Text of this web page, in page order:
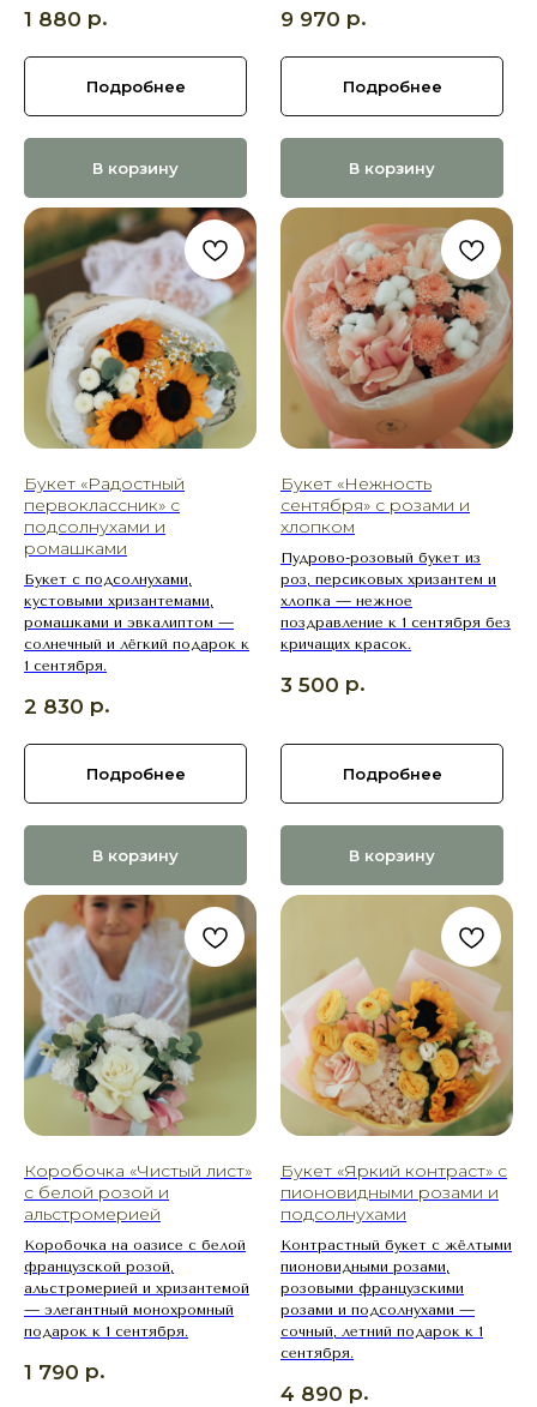
1 880 р.
Подробнее
В корзину
9 970 р.
Подробнее
В корзину
Букет «Радостный
первоклассник» с
подсолнухами и
ромашками
Букет с подсолнухами,
кустовыми хризантемами,
ромашками и эвкалиптом —
солнечный и лёгкий подарок к
1 сентября.
2 830 р.
Подробнее
В корзину
Букет «Нежность
сентября» с розами и
хлопком
Пудрово-розовый букет из
роз, персиковых хризантем и
хлопка — нежное
поздравление к 1 сентября без
кричащих красок.
3 500 р.
Подробнее
В корзину
Коробочка «Чистый лист»
с белой розой и
альстромерией
Коробочка на оазисе с белой
французской розой,
альстромерией и хризантемой
— элегантный монохромный
подарок к 1 сентября.
1 790 р.
Букет «Яркий контраст» с
пионовидными розами и
подсолнухами
Контрастный букет с жёлтыми
пионовидными розами,
розовыми французскими
розами и подсолнухами —
сочный, летний подарок к 1
сентября.
4 890 р.
ХОТИТЕ ПОРАДОВАТЬ
ЧЕЛОВЕКА УЖЕ СЕГОДНЯ?
Выберите букет онлайн или просто
свяжитесь с нами — быстро подскажем,
соберём красивый букет и оформим
доставку в удобное время.
Оставить заявку
СВЯЖИТЕСЬ
С НАМИ
Выберите букет онлайн или просто
свяжитесь с нами — быстро подскажем,
соберём красивый букет и оформим
доставку в удобное время